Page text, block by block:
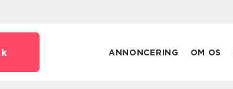
ANNONCERING OM OS